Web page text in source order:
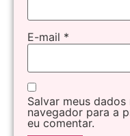
E-mail *
Salvar meus dados
navegador para a
eu comentar.